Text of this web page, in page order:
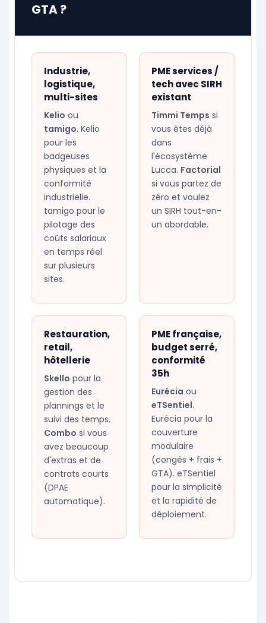
GTA ?
Industrie,
logistique,
multi-sites
Kelio ou
tamigo. Kelio
pour les
badgeuses
physiques et la
conformité
industrielle.
tamigo pour le
pilotage des
coûts salariaux
en temps réel
sur plusieurs
sites.
PME services /
tech avec SIRH
existant
Timmi Temps si
vous êtes déjà
dans
l'écosystème
Lucca. Factorial
si vous partez de
zéro et voulez
un SIRH tout-en-
un abordable.
Restauration,
retail,
hôtellerie
Skello pour la
gestion des
plannings et le
suivi des temps.
Combo si vous
avez beaucoup
d'extras et de
contrats courts
(DPAE
automatique).
PME française,
budget serré,
conformité
35h
Eurécia ou
eTSentiel.
Eurécia pour la
couverture
modulaire
(congés + frais +
GTA). eTSentiel
pour la simplicité
et la rapidité de
déploiement.